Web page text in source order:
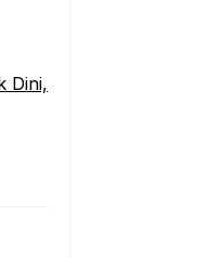
Dini,